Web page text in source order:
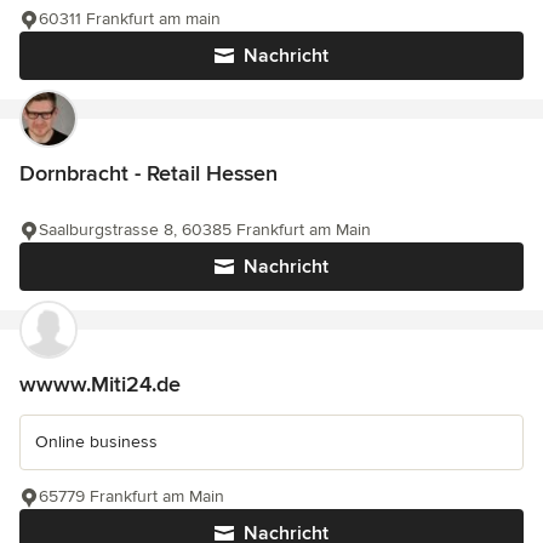
Nachricht
60311 Frankfurt am main
Dornbracht - Retail Hessen
Nachricht
Saalburgstrasse 8, 60385 Frankfurt am Main
wwww.Miti24.de
Online business
Nachricht
65779 Frankfurt am Main